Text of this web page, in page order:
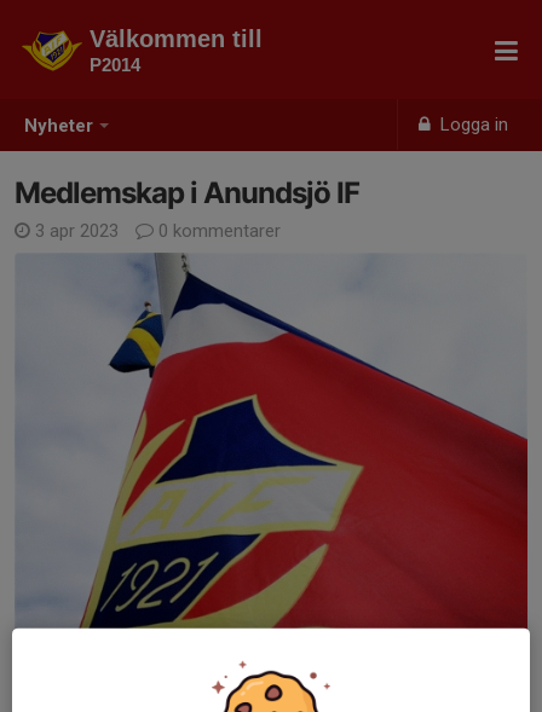
Nyheter Logga in
Välkommen till
P2014
Medlemskap i Anundsjö IF
3 apr 2023 0 kommentarer